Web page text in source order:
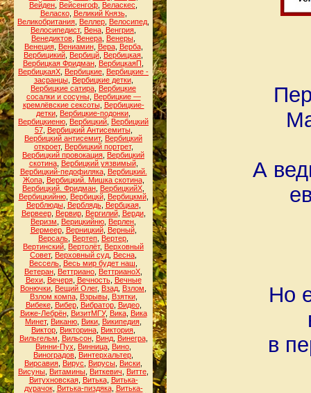
Вейден Вейсенгоф Веласкес
Веласко, Великий Князь,
Великобритания Веллер Велосипед
Велосипедист, Вена Венгрия
Венедиктов Венера Венеры
Венеция, Вениамин, Вера, Верба,
Вербицикий Вербицй Вербицкая
Вербицкая Фридман ВербицкаяП
ВербицкаяХ Вербицкие Вербицкие -
засранцы, Вербицкие детки,
Вербицкие сатира Вербицкие
сосалки и сосуны, Вербицкие —
кремлёвские сексоты, Вербицкие-
детки Вербицкие-подонки
Вербицкиеню Вербицкий Вербицкий
57, Вербицкий Антисемиты,
Вербицкий антисемит, Вербицкий
откроет, Вербицкий портрет,
Вербицкий провокация Вербицкий
скотина, Вербицкий уязвимый,
Вербицкий-педофиляка, Вербицкий.
Жопа, Вербицкий. Мишка скотина,
Вербицкий. Фридман ВербицкийХ
Вербицкийню, Вербицкй, Вербицкмй,
Верблюды, Верблядь, Вербцкая,
Вервеер, Вервир, Вергилий, Верди,
Веризм
Верицкийню Верлен
Вермеер, Верницкий, Верный,
Версаль Вертеп Вертер
Вертинский Вертолёт, Верховный
Совет, Верховный суд Весна
Вессель Весь мир будет наш
Ветеран Веттриано ВеттрианоХ
Вехи, Вечеря, Вечность, Вечные
Вонючки Вещий Олег, Взад Взлом
Взлом компа, Взрывы, Взятки,
Вибеке, Вибер, Вибратор, Видео,
Виже-Лебрён, ВизитМГУ, Вика, Вика
Минет, Виканю Вики Википедия
Виктор Викторина Виктория
Вильгельм
Вильсон, Винд, Винегра,
Винни-Пух
Винница Вино
Виноградов Винтерхальтер
Вирсавия Вирус Вирусы Виски
Висуны Витамины Виткевич Витте
Витухновская, Витька, Витька-
дурачок, Витька-пиздяка, Витька-
А
Но
в